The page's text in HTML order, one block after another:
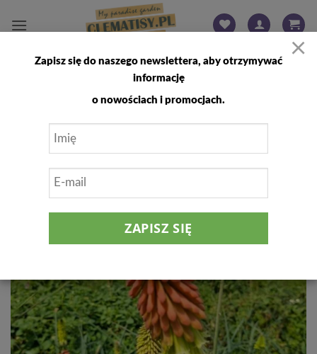
FILTRUJ
×
Zapisz się do naszego newslettera, aby otrzymywać
informację
o nowościach i promocjach.